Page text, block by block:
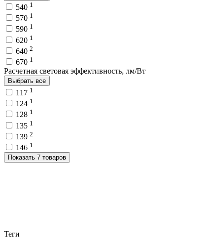
540 1
570 1
590 1
620 1
640 2
670 1
Расчетная световая эффективность, лм/Вт
Выбрать все
117 1
124 1
128 1
135 1
139 2
146 1
Показать 7 товаров
Теги